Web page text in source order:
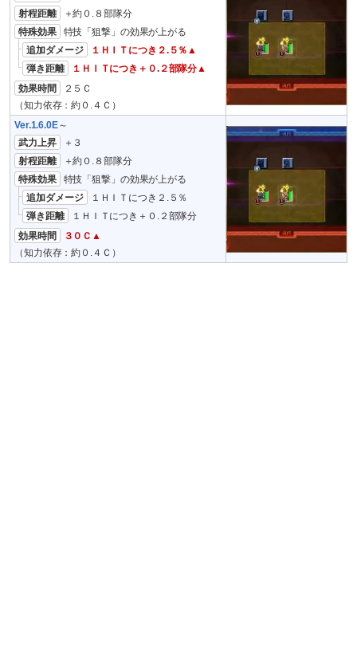
射程距離
＋約０.８部隊分
特殊効果
特技「狙撃」の効果が上がる
追加ダメージ
１ＨＩＴにつき２.５％▲
弾き距離
１ＨＩＴにつき＋０.２部隊分▲
効果時間
２５Ｃ
（知力依存：約０.４Ｃ）
Ver.1.6.0E～
武力上昇
＋３
射程距離
＋約０.８部隊分
特殊効果
特技「狙撃」の効果が上がる
追加ダメージ
１ＨＩＴにつき２.５％
弾き距離
１ＨＩＴにつき＋０.２部隊分
効果時間
３０Ｃ▲
（知力依存：約０.４Ｃ）